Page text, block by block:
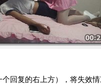
回复的右上方），将失效